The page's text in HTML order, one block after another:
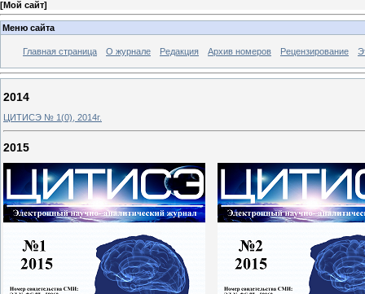
[Мой сайт]
Меню сайта
Главная страница О журнале Редакция Архив номеров Рецензирование
2014
ЦИТИСЭ № 1(0), 2014г.
2015